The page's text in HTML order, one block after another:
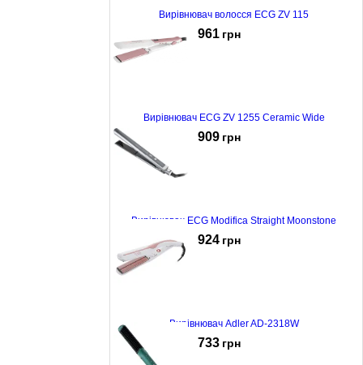
Вирівнювач волосся ECG ZV 115
961 грн
Вирівнювач ECG ZV 1255 Ceramic Wide
909 грн
Вирівнювач ECG Modifica Straight Moonstone
924 грн
Вирівнювач Adler AD-2318W
733 грн